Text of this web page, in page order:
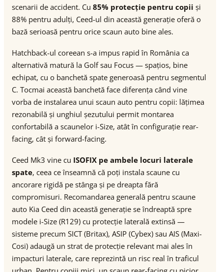
scenarii de accident. Cu 85% protecție pentru copii și
88% pentru adulți, Ceed-ul din această generație oferă o
bază serioasă pentru orice scaun auto bine ales.
Hatchback-ul coreean s-a impus rapid în România ca
alternativă matură la Golf sau Focus — spațios, bine
echipat, cu o banchetă spate generoasă pentru segmentul
C. Tocmai această banchetă face diferența când vine
vorba de instalarea unui scaun auto pentru copii: lățimea
rezonabilă și unghiul șezutului permit montarea
confortabilă a scaunelor i-Size, atât în configurație rear-
facing, cât și forward-facing.
Ceed Mk3 vine cu ISOFIX pe ambele locuri laterale
spate, ceea ce înseamnă că poți instala scaune cu
ancorare rigidă pe stânga și pe dreapta fără
compromisuri. Recomandarea generală pentru scaune
auto Kia Ceed din această generație se îndreaptă spre
modele i-Size (R129) cu protecție laterală extinsă —
sisteme precum SICT (Britax), ASIP (Cybex) sau AIS (Maxi-
Cosi) adaugă un strat de protecție relevant mai ales în
impacturi laterale, care reprezintă un risc real în traficul